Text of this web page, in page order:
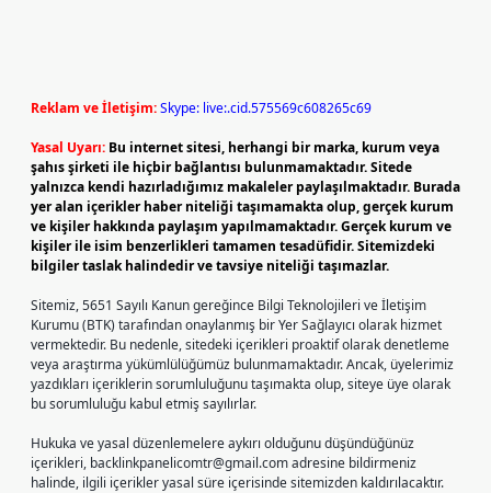
Reklam ve İletişim:Skype: live:.cid.575569c608265c69
Yasal Uyarı: Bu internet sitesi, herhangi bir marka, kurum veya
şahıs şirketi ile hiçbir bağlantısı bulunmamaktadır. Sitede
yalnızca kendi hazırladığımız makaleler paylaşılmaktadır. Burada
yer alan içerikler haber niteliği taşımamakta olup, gerçek kurum
ve kişiler hakkında paylaşım yapılmamaktadır. Gerçek kurum ve
kişiler ile isim benzerlikleri tamamen tesadüfidir. Sitemizdeki
bilgiler taslak halindedir ve tavsiye niteliği taşımazlar.
Sitemiz, 5651 Sayılı Kanun gereğince Bilgi Teknolojileri ve İletişim
Kurumu (BTK) tarafından onaylanmış bir Yer Sağlayıcı olarak hizmet
vermektedir. Bu nedenle, sitedeki içerikleri proaktif olarak denetleme
veya araştırma yükümlülüğümüz bulunmamaktadır. Ancak, üyelerimiz
yazdıkları içeriklerin sorumluluğunu taşımakta olup, siteye üye olarak
bu sorumluluğu kabul etmiş sayılırlar.
Hukuka ve yasal düzenlemelere aykırı olduğunu düşündüğünüz
içerikleri, backlinkpanelicomtr@gmail.comadresine bildirmeniz
halinde, ilgili içerikler yasal süre içerisinde sitemizden kaldırılacaktır.